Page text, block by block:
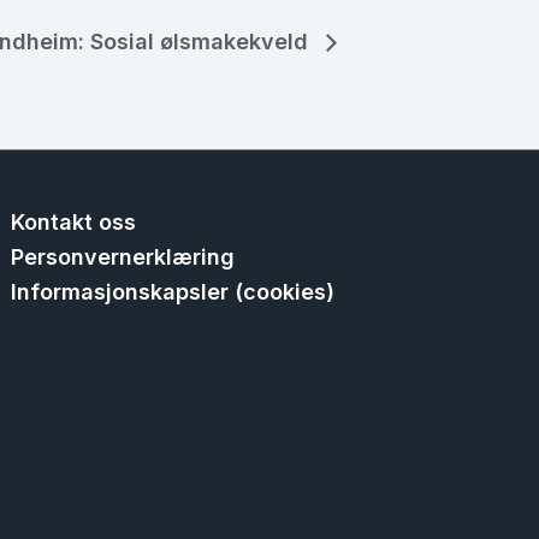
Sosial ølsmakekveld
Kontakt oss
Personvernerklæring
Informasjonskapsler (cookies)